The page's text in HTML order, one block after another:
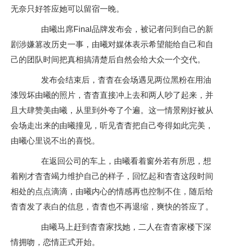
无奈只好答应她可以留宿一晚。
由曦出席Final品牌发布会，被记者问到自己的新
剧涉嫌篡改历史一事，由曦对媒体表示希望能给自己和自
己的团队时间把真相搞清楚后自然会给大众一个交代。
发布会结束后，杳杳在会场遇见两位黑粉在用油
漆毁坏由曦的照片，杳杳直接冲上去和两人吵了起来，并
且大肆赞美由曦，从里到外夸了个遍。这一情景刚好被从
会场走出来的由曦撞见，听见杳杳把自己夸得如此完美，
由曦心里说不出的喜悦。
在返回公司的车上，由曦看着窗外若有所思，想
着刚才杳杳竭力维护自己的样子，回忆起和杳杳这段时间
相处的点点滴滴，由曦内心的情感再也控制不住，随后给
杳杳发了表白的信息，杳杳也不再退缩，爽快的答应了。
由曦马上赶到杳杳家找她，二人在杳杳家楼下深
情拥吻，恋情正式开始。